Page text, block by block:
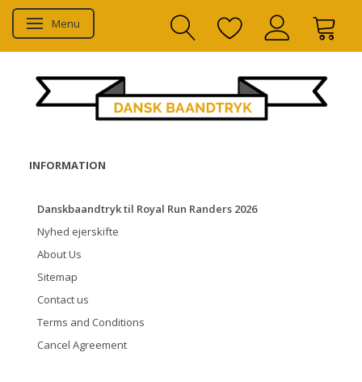
Toggle navigation
Menu
INFORMATION
Danskbaandtryk til Royal Run Randers 2026
Nyhed ejerskifte
About Us
Sitemap
Contact us
Terms and Conditions
Cancel Agreement